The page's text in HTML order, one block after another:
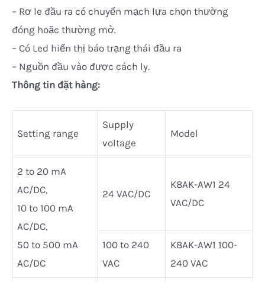
– Rơ le đầu ra có chuyển mạch lựa chọn thường
đóng hoặc thường mở.
– Có Led hiển thị báo trạng thái đầu ra
– Nguồn đầu vào được cách ly.
Thông tin đặt hàng:
Setting range
Supply
voltage
Model
2 to 20 mA
AC/DC,
10 to 100 mA
AC/DC,
50 to 500 mA
AC/DC
24 VAC/DC
K8AK-AW1 24
VAC/DC
100 to 240
VAC
K8AK-AW1 100-
240 VAC